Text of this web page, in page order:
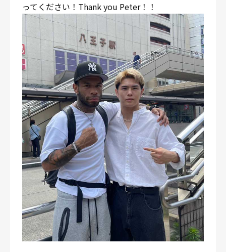
ってください！Thank you Peter！！